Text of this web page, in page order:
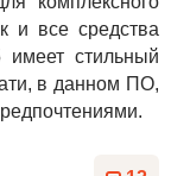
и все средства
имеет стильный
в данном ПО,